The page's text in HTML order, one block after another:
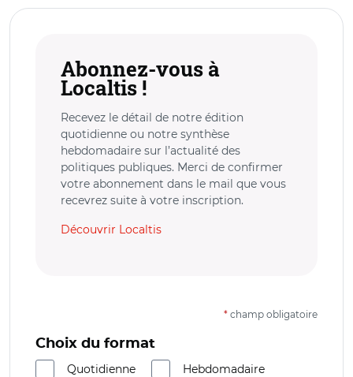
Abonnez-vous à
Localtis !
Recevez le détail de notre édition
quotidienne ou notre synthèse
hebdomadaire sur l’actualité des
politiques publiques. Merci de confirmer
votre abonnement dans le mail que vous
recevrez suite à votre inscription.
Découvrir Localtis
* champ obligatoire
Choix du format
Quotidienne
Hebdomadaire